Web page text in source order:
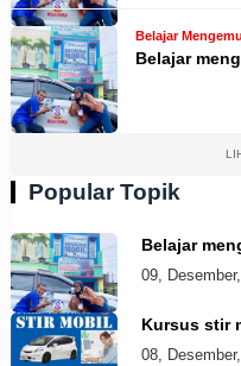
Belajar
Belajar
Popular Topik
Belajar
09,
Kursus stir
08,